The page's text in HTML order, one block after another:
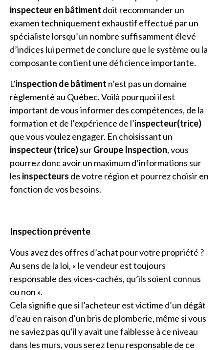
inspecteur en bâtiment doit recommander un
examen techniquement exhaustif effectué par un
spécialiste lorsqu’un nombre suffisamment élevé
d’indices lui permet de conclure que le système ou la
composante contient une déficience importante.
L’inspection de bâtiment n’est pas un domaine
règlementé au Québec. Voilà pourquoi il est
important de vous informer des compétences, de la
formation et de l’expérience de l’inspecteur(trice)
que vous voulez engager. En choisissant un
inspecteur (trice)surGroupe Inspection, vous
pourrez donc avoir un maximum d’informations sur
les inspecteurs de votre région et pourrez choisir en
fonction de vos besoins.
Inspection prévente
Vous avez des offres d’achat pour votre propriété ?
Au sens de la loi, « le vendeur est toujours
responsable des vices-cachés, qu’ils soient connus
ou non ».
Cela signifie que si l’acheteur est victime d’un dégât
d’eau en raison d’un bris de plomberie, même si vous
ne saviez pas qu’il y avait une faiblesse à ce niveau
dans les murs, vous serez tenu responsable de ce